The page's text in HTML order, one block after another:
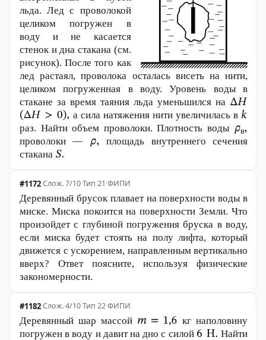
льда. Лед с проволокой
целиком погружен в
воду и не касается
стенок и дна стакана (см.
рисунок). После того как
лед растаял, проволока осталась висеть на нити,
целиком погруженная в воду. Уровень воды в
стакане за время таяния льда уменьшился на
а сила натяжения нити увеличилась в
раз. Найти объем проволоки. Плотность воды
проволоки —
площадь внутреннего сечения
стакана
#1172· 7/10·Тип 21·ФИПИ
Деревянный брусок плавает на поверхности воды в
миске. Миска покоится на поверхности Земли. Что
произойдет с глубиной погружения бруска в воду,
если миска будет стоять на полу лифта, который
движется с ускорением, направленным вертикально
вверх? Ответ поясните, используя физические
закономерности.
#1182· 4/10·Тип 22·ФИПИ
Деревянный шар массой
кг наполовину
погружен в воду и давит на дно с силой
Найти